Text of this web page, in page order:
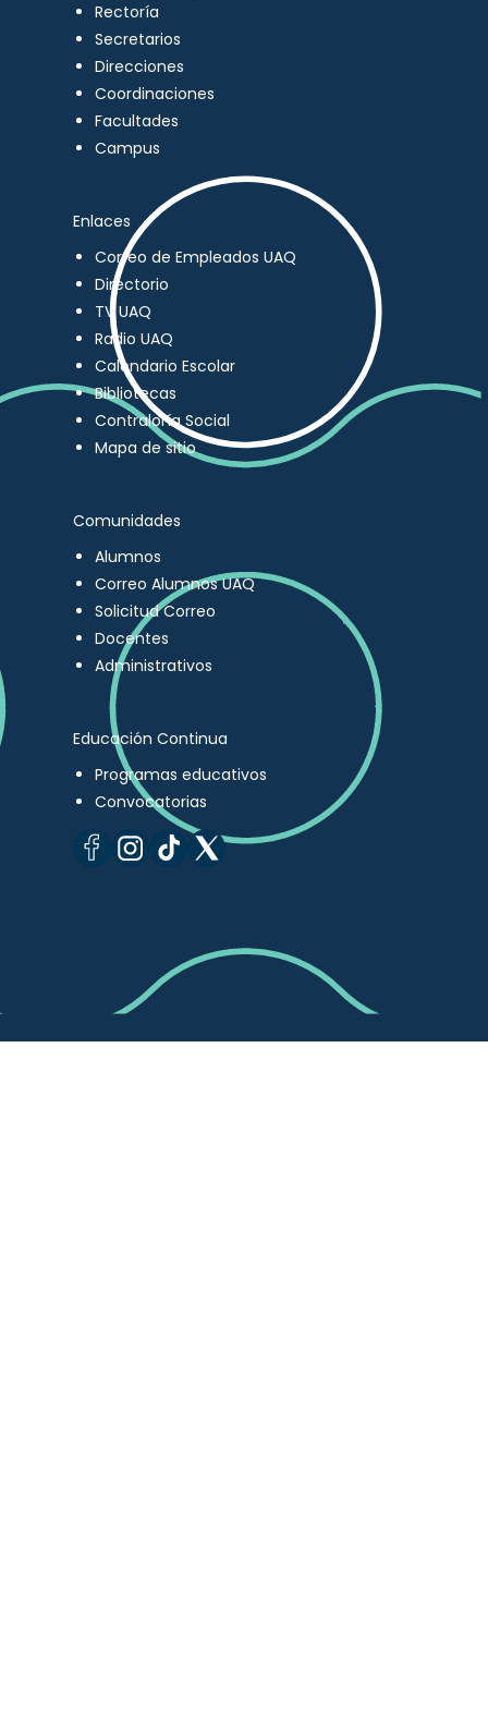
Rectoría
Secretarios
Direcciones
Coordinaciones
Facultades
Campus
Enlaces
Correo de Empleados UAQ
Directorio
TV UAQ
Radio UAQ
Calendario Escolar
Bibliotecas
Contraloría Social
Mapa de sitio
Comunidades
Alumnos
Correo Alumnos UAQ
Solicitud Correo
Docentes
Administrativos
Educación Continua
Programas educativos
Convocatorias